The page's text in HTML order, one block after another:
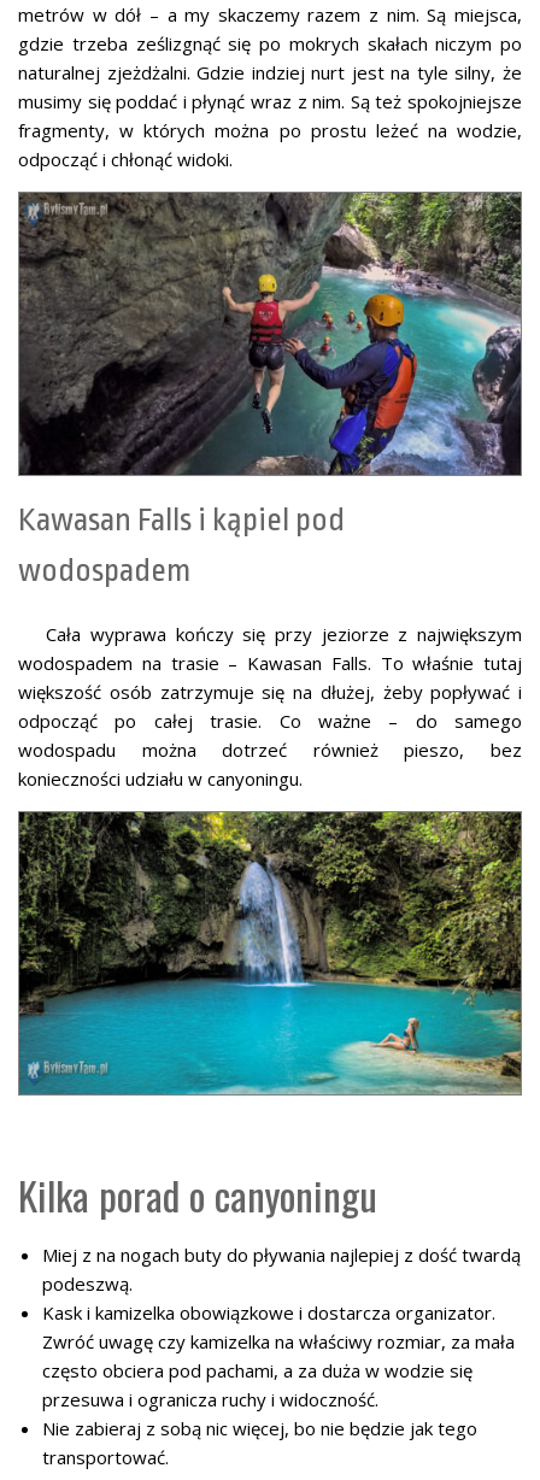
metrów w dół – a my skaczemy razem z nim. Są miejsca,
gdzie trzeba ześlizgnąć się po mokrych skałach niczym po
naturalnej zjeżdżalni. Gdzie indziej nurt jest na tyle silny, że
musimy się poddać i płynąć wraz z nim. Są też spokojniejsze
fragmenty, w których można po prostu leżeć na wodzie,
odpocząć i chłonąć widoki.
Kawasan Falls i kąpiel pod
wodospadem
Cała wyprawa kończy się przy jeziorze z największym
wodospadem na trasie – Kawasan Falls. To właśnie tutaj
większość osób zatrzymuje się na dłużej, żeby popływać i
odpocząć po całej trasie. Co ważne – do samego
wodospadu można dotrzeć również pieszo, bez
konieczności udziału w canyoningu.
Kilka porad o canyoningu
Miej z na nogach buty do pływania najlepiej z dość twardą
podeszwą.
Kask i kamizelka obowiązkowe i dostarcza organizator.
Zwróć uwagę czy kamizelka na właściwy rozmiar, za mała
często obciera pod pachami, a za duża w wodzie się
przesuwa i ogranicza ruchy i widoczność.
Nie zabieraj z sobą nic więcej, bo nie będzie jak tego
transportować.